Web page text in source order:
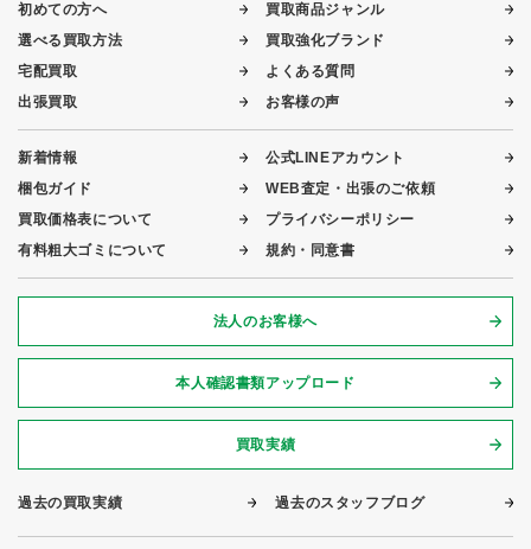
初めての方へ
選べる買取方法
宅配買取
出張買取
買取商品ジャンル
買取強化ブランド
よくある質問
お客様の声
新着情報
梱包ガイド
買取価格表について
有料粗大ゴミについて
公式LINEアカウント
WEB査定・出張のご依頼
プライバシーポリシー
規約・同意書
法人のお客様へ
本人確認書類アップロード
買取実績
過去の買取実績 過去のスタッフブログ